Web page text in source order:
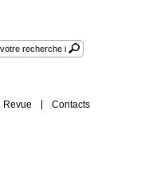
Revue Contacts